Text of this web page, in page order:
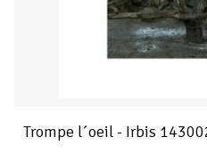
Trompe l´oeil - Irbis